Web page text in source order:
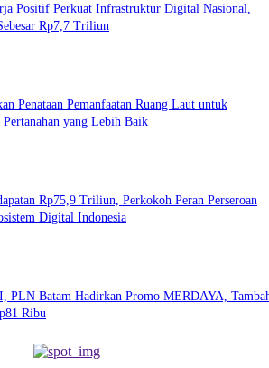
Positif Perkuat Infrastruktur Digital Nasional,
Rp7,7 Triliun
Penataan Pemanfaatan Ruang Laut untuk
yang Lebih Baik
Rp75,9 Triliun, Perkokoh Peran Perseroan
Digital Indonesia
PLN Batam Hadirkan Promo MERDAYA,
Ribu